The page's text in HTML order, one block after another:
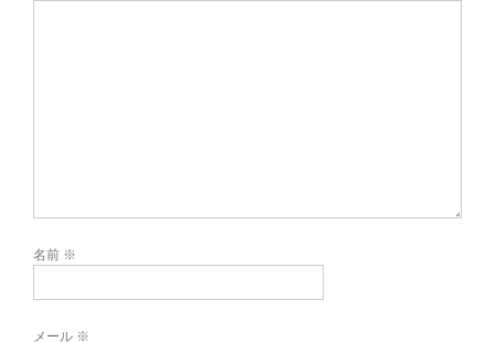
名前 ※
メール ※